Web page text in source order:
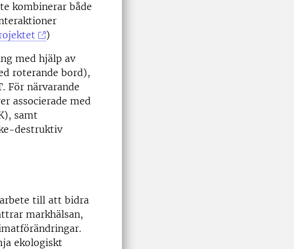
kombinerar både
)
med hjälp av
roterande bord),
För närvarande
associerade med
samt
destruktiv
till att bidra
markhälsan,
ekologiskt